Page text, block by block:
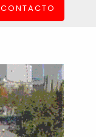
CONTACTO